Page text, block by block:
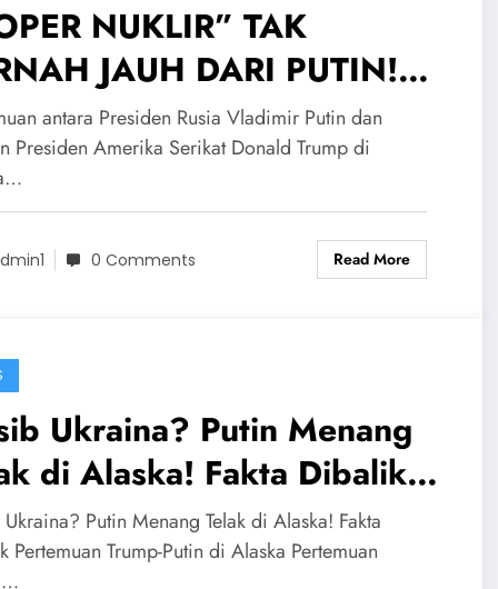
NUKLIR” TAK
JAUH DARI PUTIN!
Pengamanan Ekstra Putin
Trump di Alaska
antara Presiden Rusia Vladimir Putin dan
Presiden Amerika Serikat Donald Trump di
0 Comments Read More
Ukraina? Putin Menang
di Alaska! Fakta Dibalik
Trump-Putin di
Putin Menang Telak di Alaska! Fakta
Pertemuan Trump-Putin di Alaska Pertemuan